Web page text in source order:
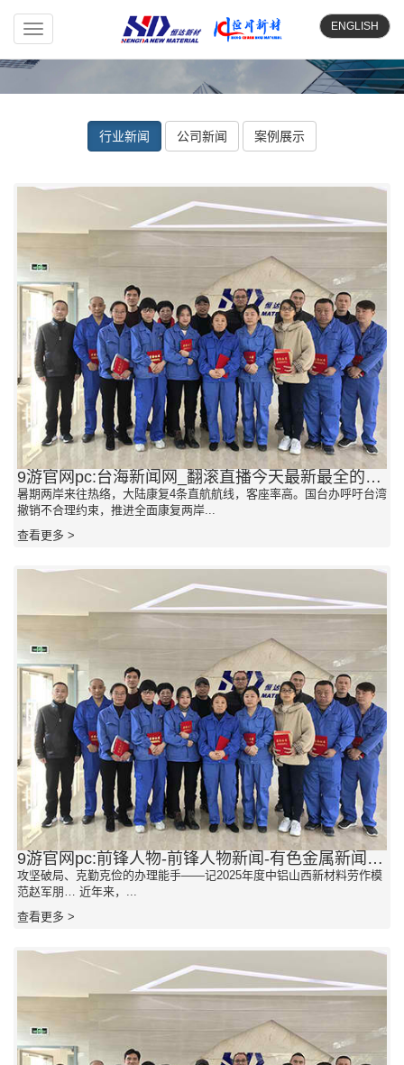
Toggle
navigation
ENGLISH
行业新闻 公司新闻 案例展示
9游官网pc:台海新闻网_翻滚直播今天最新最全的台湾新闻和威望新闻媒体报道_海峡网
暑期两岸来往热络，大陆康复4条直航航线，客座率高。国台办呼吁台湾
撤销不合理约束，推进全面康复两岸...
查看更多 >
9游官网pc:前锋人物-前锋人物新闻-有色金属新闻-我国有色网-我国金属报主办
攻坚破局、克勤克俭的办理能手——记2025年度中铝山西新材料劳作模
范赵军朋… 近年来，...
查看更多 >